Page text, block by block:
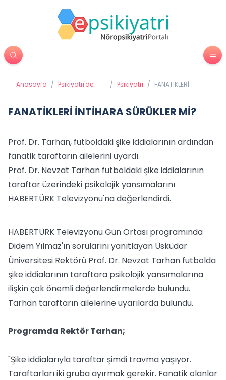
Anasayfa / Psikiyatri'de
/ Psikiyatri / FANATİKLERİ
FANATİKLERİ İNTİHARA SÜRÜKLER Mİ?
Prof. Dr. Tarhan, futboldaki şike iddialarının ardından
fanatik taraftarın ailelerini uyardı.
Prof. Dr. Nevzat Tarhan futboldaki şike iddialarının
taraftar üzerindeki psikolojik yansımalarını
HABERTÜRK Televizyonu'na değerlendirdi.
HABERTÜRK Televizyonu Gün Ortası programında
Didem Yılmaz'ın sorularını yanıtlayan Üsküdar
Üniversitesi Rektörü Prof. Dr. Nevzat Tarhan futbolda
şike iddialarının taraftara psikolojik yansımalarına
ilişkin çok önemli değerlendirmelerde bulundu.
Tarhan taraftarın ailelerine uyarılarda bulundu.
Programda Rektör Tarhan;
"Şike iddialarıyla taraftar şimdi travma yaşıyor.
Taraftarları iki gruba ayırmak gerekir. Fanatik olanlar